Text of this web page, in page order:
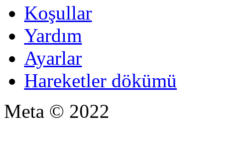
Koşullar
Yardım
Ayarlar
Hareketler dökümü
Meta © 2022